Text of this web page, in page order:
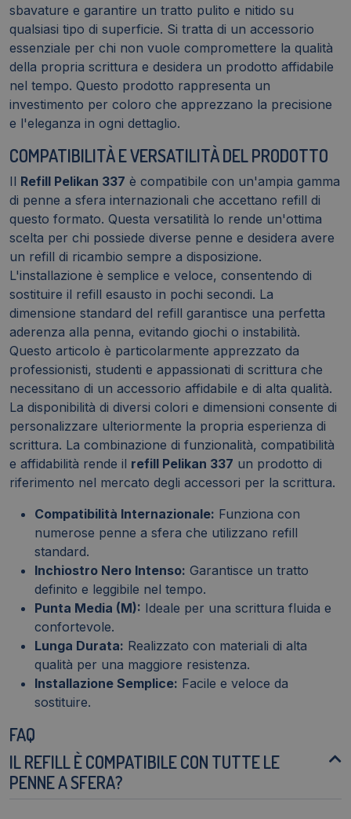
sbavature e garantire un tratto pulito e nitido su
qualsiasi tipo di superficie. Si tratta di un accessorio
essenziale per chi non vuole compromettere la qualità
della propria scrittura e desidera un prodotto affidabile
nel tempo. Questo prodotto rappresenta un
investimento per coloro che apprezzano la precisione
e l'eleganza in ogni dettaglio.
COMPATIBILITÀ E VERSATILITÀ DEL PRODOTTO
Il Refill Pelikan 337 è compatibile con un'ampia gamma
di penne a sfera internazionali che accettano refill di
questo formato. Questa versatilità lo rende un'ottima
scelta per chi possiede diverse penne e desidera avere
un refill di ricambio sempre a disposizione.
L'installazione è semplice e veloce, consentendo di
sostituire il refill esausto in pochi secondi. La
dimensione standard del refill garantisce una perfetta
aderenza alla penna, evitando giochi o instabilità.
Questo articolo è particolarmente apprezzato da
professionisti, studenti e appassionati di scrittura che
necessitano di un accessorio affidabile e di alta qualità.
La disponibilità di diversi colori e dimensioni consente di
personalizzare ulteriormente la propria esperienza di
scrittura. La combinazione di funzionalità, compatibilità
e affidabilità rende il refill Pelikan 337 un prodotto di
riferimento nel mercato degli accessori per la scrittura.
Compatibilità Internazionale: Funziona con
numerose penne a sfera che utilizzano refill
standard.
Inchiostro Nero Intenso: Garantisce un tratto
definito e leggibile nel tempo.
Punta Media (M): Ideale per una scrittura fluida e
confortevole.
Lunga Durata: Realizzato con materiali di alta
qualità per una maggiore resistenza.
Installazione Semplice: Facile e veloce da
sostituire.
FAQ
IL REFILL È COMPATIBILE CON TUTTE LE
PENNE A SFERA?